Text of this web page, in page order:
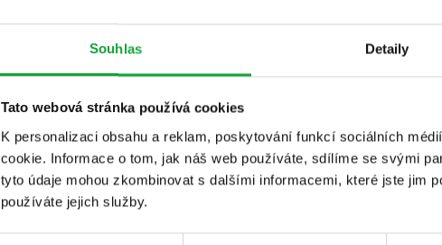
Souhlas Detaily
Tato webová stránka používá cookies
K personalizaci obsahu a reklam, poskytování funkcí sociálních
cookie. Informace o tom, jak náš web používáte, sdílíme se svými
tyto údaje mohou zkombinovat s dalšími informacemi, které jste jim
používáte jejich služby.